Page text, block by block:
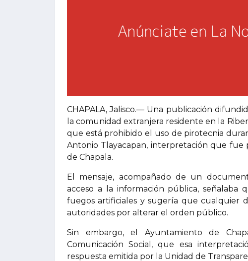
CHAPALA, Jalisco.— Una publicación
la comunidad extranjera residente en la
que está prohibido el uso de pirotecnia
Antonio Tlayacapan, interpretación que
de Chapala.
El mensaje, acompañado de un
acceso a la información pública, señalaba
fuegos artificiales y sugería que cualquier
autoridades por alterar el orden público.
Sin embargo, el Ayuntamiento de
Comunicación Social, que esa
respuesta emitida por la Unidad de